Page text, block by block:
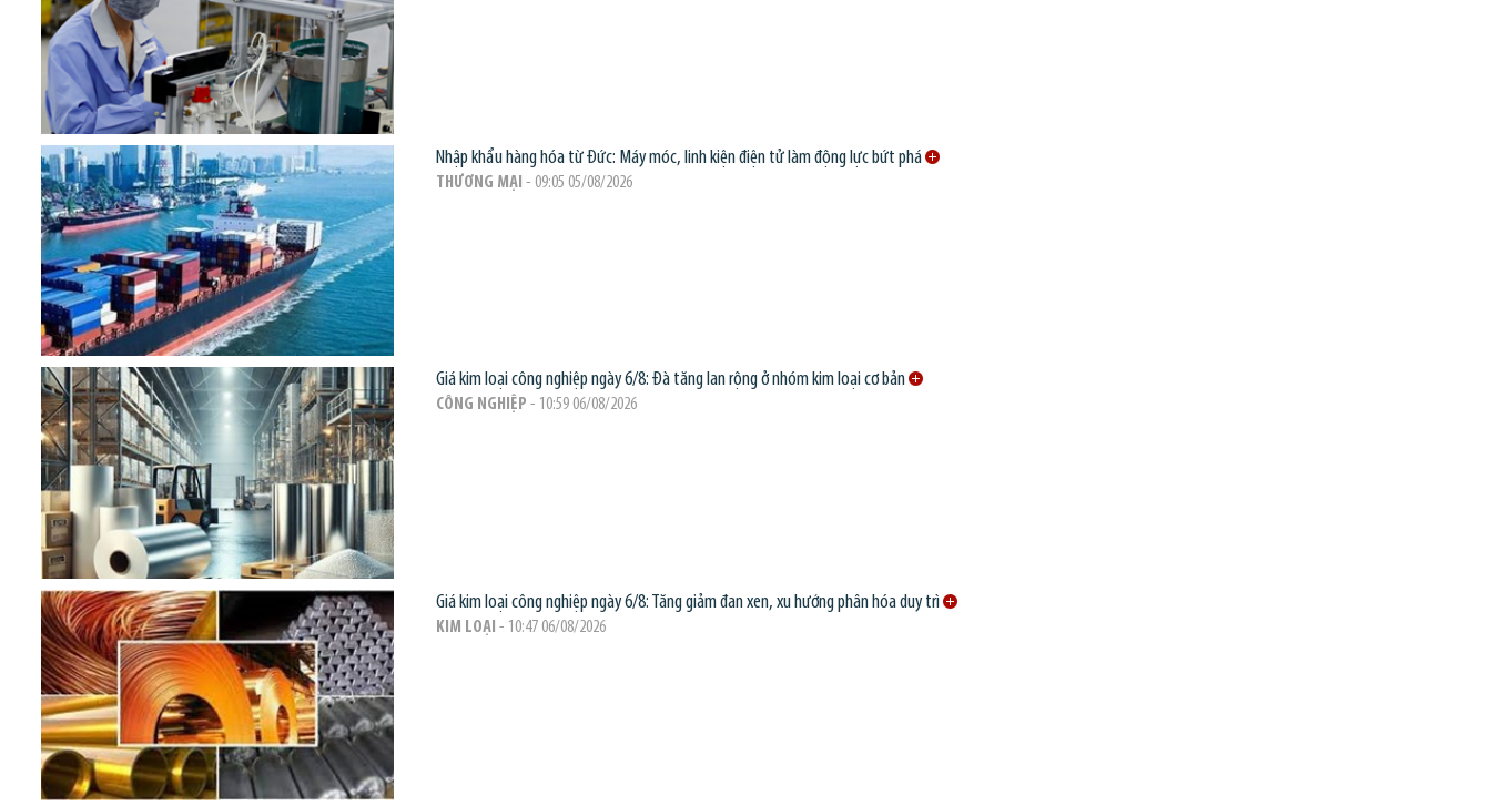
Nhập khẩu hàng hóa từ Đức: Máy móc, linh kiện điện tử làm động lực bứt phá
THƯƠNG MẠI - 09:05 05/08/2026
Giá kim loại công nghiệp ngày 6/8: Đà tăng lan rộng ở nhóm kim loại cơ bản
CÔNG NGHIỆP - 10:59 06/08/2026
Giá kim loại công nghiệp ngày 6/8: Tăng giảm đan xen, xu hướng phân hóa duy trì
KIM LOẠI - 10:47 06/08/2026